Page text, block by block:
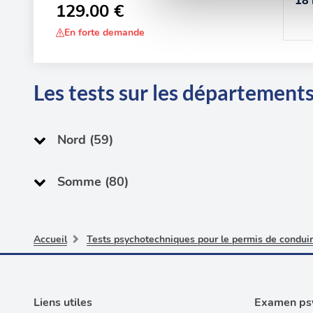
sociaux et d'analyser notre
partenaires de médias
129.00 €
En forte demande
Les tests sur les
Nord (59)
Somme (80)
Accueil Tests psychotechniques pour le permis de
Liens utiles Examen